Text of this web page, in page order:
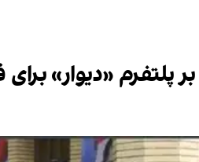
بر پلتفرم «دیوار»